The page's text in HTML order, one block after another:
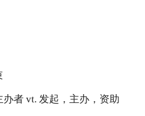
办者 vt. 发起，主办，资助